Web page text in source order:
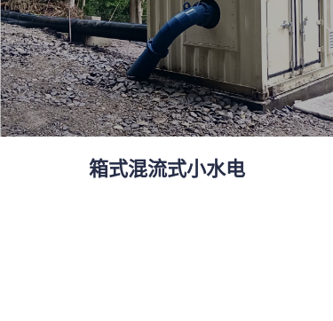
箱式混流式小水电